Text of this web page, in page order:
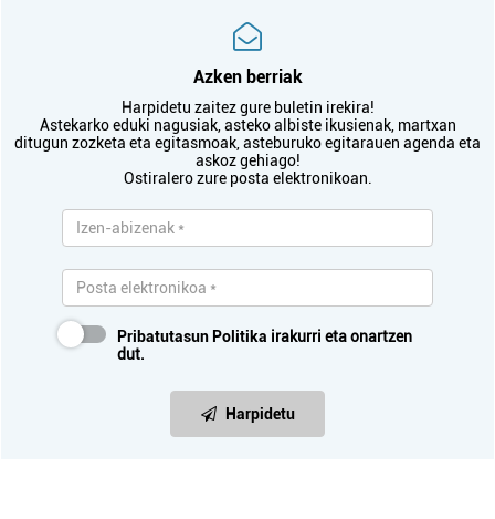
Azken berriak
Harpidetu zaitez gure buletin irekira!
Astekarko eduki nagusiak, asteko albiste ikusienak, martxan
ditugun zozketa eta egitasmoak, asteburuko egitarauen agenda eta
askoz gehiago!
Ostiralero zure posta elektronikoan.
Pribatutasun Politika irakurri eta onartzen
dut.
Harpidetu